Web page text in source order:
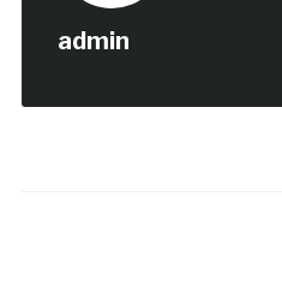
admin